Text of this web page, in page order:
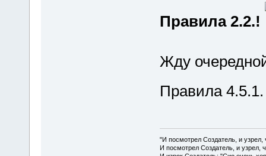
Правила 2.2.!
Жду
Правила
"И посмотрел Создатель, и
И посмотрел Создатель, и узрел,